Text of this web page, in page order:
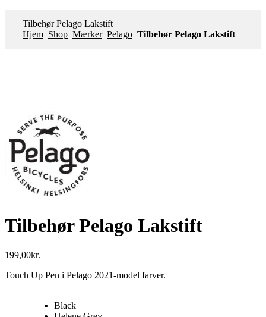
Tilbehør Pelago Lakstift
Hjem Shop Mærker Pelago Tilbehør Pelago Lakstift
Tilbehør Pelago Lakstift
199,00kr.
Touch Up Pen i Pelago 2021-model farver.
Black